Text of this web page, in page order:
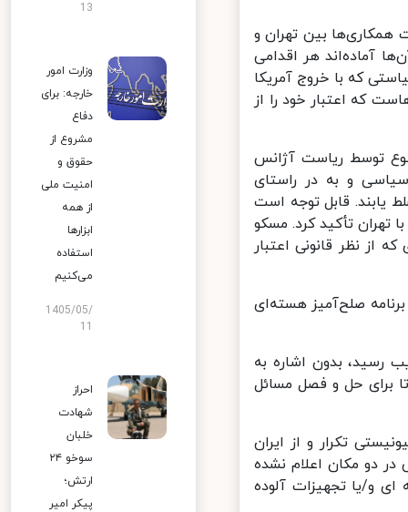
بین تهران و
آماده‌اند هر اقدامی
که با خروج آمریکا
مدت‌هاست که اعتبار خود را از
توسط ریاست آژانس
و به در راستای
قابل توجه است
تهران تأکید کرد. مسکو
از نظر قانونی اعتبار
صلح‌آمیز هسته‌ای
و ۳ رای مخالف به تصویب رسید، بدون اشاره به
برای حل و فصل مسائل
تکرار و از ایران
دو مکان اعلام نشده
و/یا تجهیزات آلوده
13
وزارت امور
خارجه: برای
دفاع
مشروع از
حقوق و
امنیت ملی
از همه
ابزارها
استفاده
می‌کنیم
1405/05/
احراز
شهادت
خلبان
سوخو ۲۴
ارتش؛
پیکر امیر